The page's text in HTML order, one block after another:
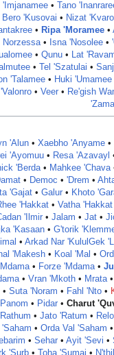
'Imjanamee• Tano
Bero 'Kusovai • Nizat
• Ripa 'Moramee •
Norzessa• Isna 'Nosolee •
• Qunu • Lat
• Tel 'Szatulai •
'Talamee• Huki 'Umamee
'Valonro • Veer • Re'gish
'Alun• Xaebho 'Anyame•
'Ayomuu • Resa 'Azavayl
'Berda• Mahkee 'Chava
• Democ • 'Drem •
'Gajat• Galur• Khoto
'Hakkat • Vatha 'Hakkat‎
'Ilmir• Jalam • Jat•
'Kasaan • G'torik
• Arkad Nar 'Kulul Gek
'Makesh • Koal 'Mal •
• Forze 'Mdama•
• Vran 'Mkoth• Mrata•
• Suta 'Noram • Fahl 'Nto•
Panom • Pidar• Charut
• Jato 'Ratum •
'Saham • Orda Val 'Saham •
• Sehar • Ayit 'Sevi •